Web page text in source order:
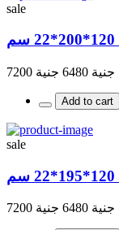
sale
جنية 6480 جنية 7200
Add to cart
sale
جنية 6480 جنية 7200